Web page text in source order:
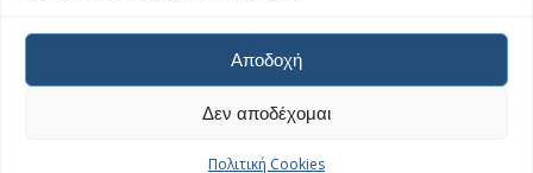
Αποδοχή
Δεν αποδέχομαι
Πολιτική Cookies
Erasmus+ Policy Statement 2014 – 2020
Erasmus+ Charter for Higher Education (ECHE) 2021 –
Erasmus+ Policy Statement 2021 – 2027
Πνευματικά δικαιώματα © 2025 –
Τμήμα Εγκαταστάσεων και Εκτέλεσης Έργων – Γραφείο
και Λογισμικού